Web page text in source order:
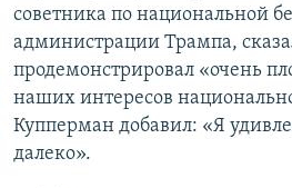
советника по национальной
администрации Трампа,
продемонстрировал «очень
наших интересов
Купперман добавил: «Я
далеко».